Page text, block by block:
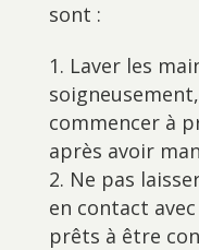
sont :
Laver les
commencer à
après avoir
Ne pas
en contact
prêts à être